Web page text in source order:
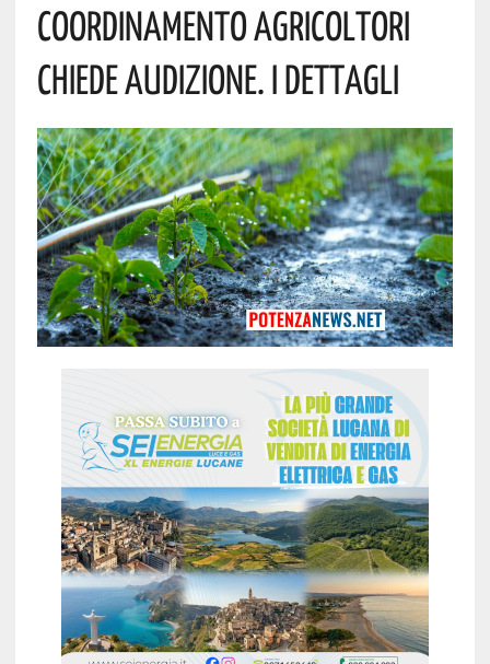
Coordinamento Agricoltori
Chiede Audizione. I Dettagli